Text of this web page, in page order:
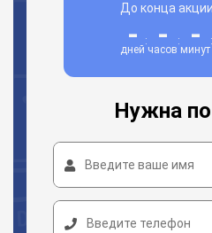
До конца
-
дней
: -
часов
: -
минут
:
Нужна